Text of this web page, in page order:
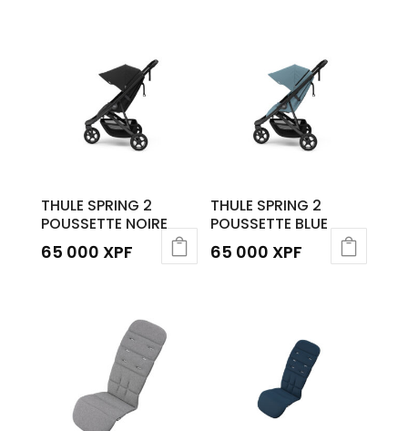
THULE SPRING 2
POUSSETTE NOIRE
65 000 XPF
THULE SPRING 2
POUSSETTE BLUE
65 000 XPF